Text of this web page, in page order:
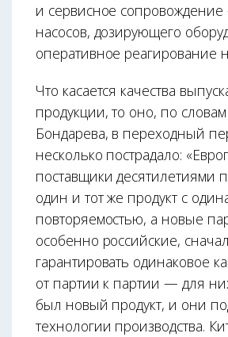
и сервисное сопровождение
насосов, дозирующего
оперативное реагирование
Что касается качества
продукции, то оно, по
Бондарева, в переходный
несколько пострадало:
поставщики десятилетиями
один и тот же продукт с
повторяемостью, а новые
особенно российские,
гарантировать одинаковое
от партии к партии — для
был новый продукт, и они
технологии производства.